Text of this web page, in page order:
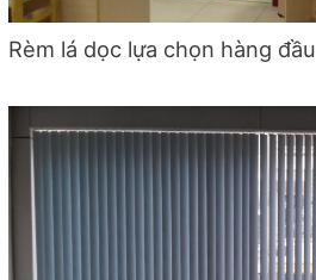
Rèm lá dọc lựa chọn hàng đầu